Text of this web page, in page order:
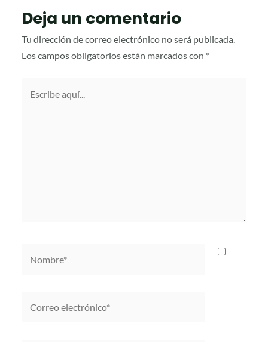
Deja un comentario
Tu dirección de correo electrónico no será publicada.
Los campos obligatorios están marcados con *
aquí...
electrónico*